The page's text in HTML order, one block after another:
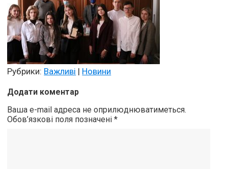
Рубрики: Важливі | Новини
Додати коментар
Ваша e-mail адреса не оприлюднюватиметься.
Обов’язкові поля позначені*